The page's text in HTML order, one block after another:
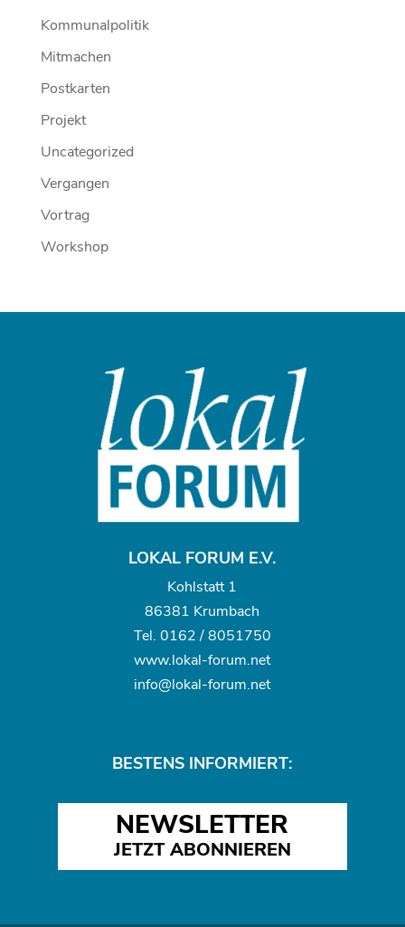
Kommunalpolitik
Mitmachen
Postkarten
Projekt
Uncategorized
Vergangen
Vortrag
Workshop
LOKAL FORUM E.V.
Kohlstatt 1
86381 Krumbach
Tel. 0162 / 8051750
www.lokal-forum.net
info@lokal-forum.net
BESTENS INFORMIERT:
NEWSLETTER
JETZT ABONNIEREN